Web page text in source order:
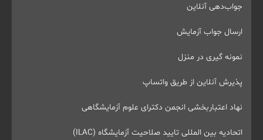
جواب‌دهی آنلاین
ارسال جواب آزمایش
نمونه گیری در منزل
پذیرش آنلاین از طریق واتساپ
نهاد اعتباربخشی انجمن دکترای علوم آزمایشگاهی
اتحادیه بین المللی تایید صلاحیت آزمایشگاه (ILAC)